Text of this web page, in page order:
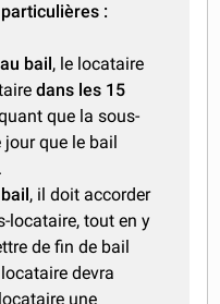
:
bail, le locataire
dans les 15
que la sous-
que le bail
, il doit accorder
locataire, tout en y
de fin de bail
devra
une